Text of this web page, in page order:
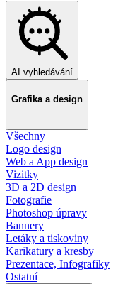
AI vyhledávání
Grafika a design
Všechny
Logo design
Web a App design
Vizitky
3D a 2D design
Fotografie
Photoshop úpravy
Bannery
Letáky a tiskoviny
Karikatury a kresby
Prezentace, Infografiky
Ostatní